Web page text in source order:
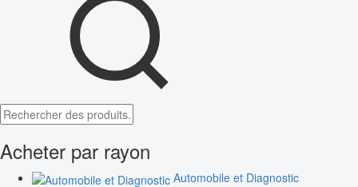
Acheter par rayon
Automobile et Diagnostic